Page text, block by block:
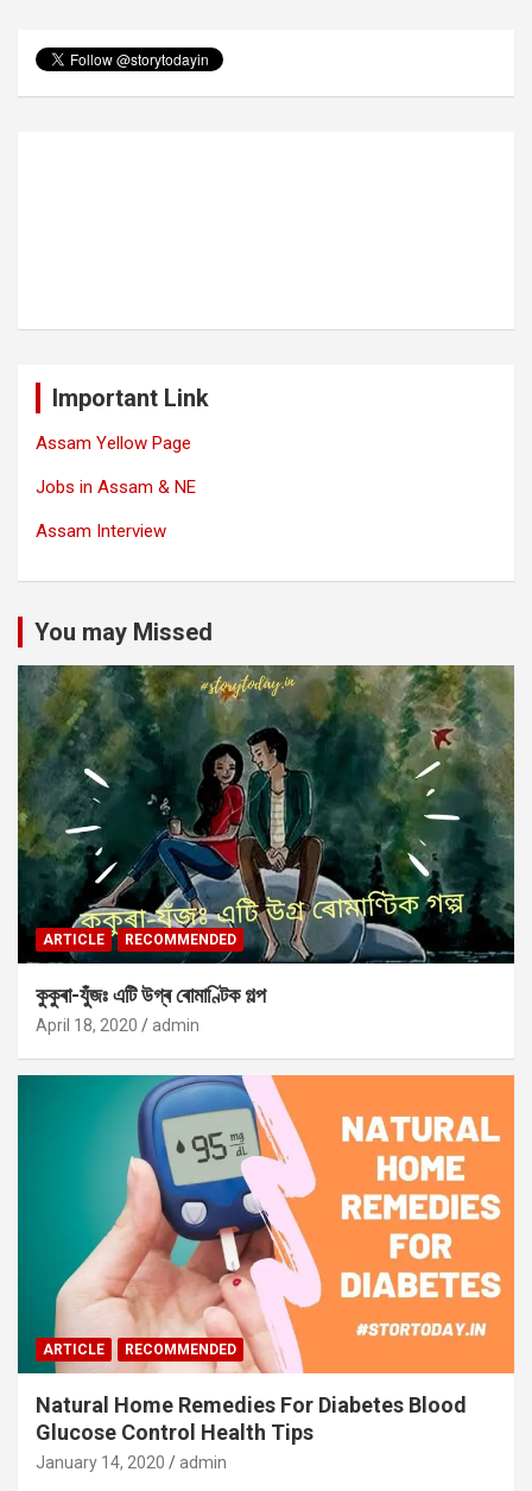
Important Link
Assam Yellow Page
Jobs in Assam & NE
Assam Interview
You may Missed
ARTICLE RECOMMENDED
কুকুৰা-যুঁজঃ এটি উগ্ৰ ৰোমাণ্টিক গল্প
April 18, 2020 admin
ARTICLE RECOMMENDED
Natural Home Remedies For Diabetes Blood
Glucose Control Health Tips
January 14, 2020 admin